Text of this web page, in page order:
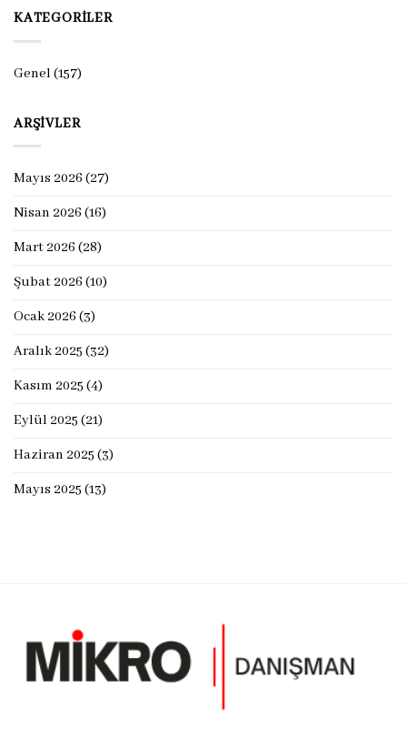
KATEGORILER
Genel(157)
ARŞIVLER
Mayıs 2026 (27)
Nisan 2026 (16)
Mart 2026 (28)
Şubat 2026 (10)
Ocak 2026 (3)
Aralık 2025 (32)
Kasım 2025 (4)
Eylül 2025 (21)
Haziran 2025 (3)
Mayıs 2025 (13)